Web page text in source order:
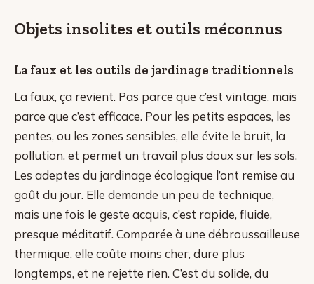
Objets insolites et outils méconnus
La faux et les outils de jardinage traditionnels
La faux, ça revient. Pas parce que c’est vintage, mais
parce que c’est efficace. Pour les petits espaces, les
pentes, ou les zones sensibles, elle évite le bruit, la
pollution, et permet un travail plus doux sur les sols.
Les adeptes du jardinage écologique l’ont remise au
goût du jour. Elle demande un peu de technique,
mais une fois le geste acquis, c’est rapide, fluide,
presque méditatif. Comparée à une débroussailleuse
thermique, elle coûte moins cher, dure plus
longtemps, et ne rejette rien. C’est du solide, du